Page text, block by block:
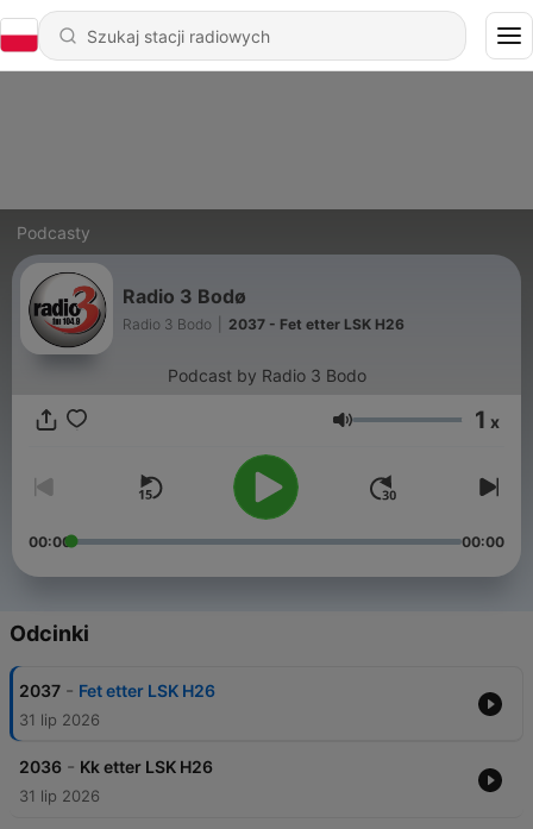
Podcasty
Radio 3 Bodø
Radio 3 Bodo 2037 - Fet etter LSK H26
Podcast by Radio 3 Bodo
Głośność 1 x
00:00 00:00
Odcinki
2037 - Fet etter LSK H26
31 lip 2026
2036 - Kk etter LSK H26
31 lip 2026